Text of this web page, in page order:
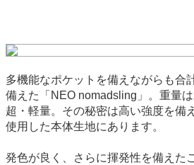
多機能なポケットを備えながらも合
備えた「NEO nomadsling」。重量
超・軽量。その秘密は高い強度を備
使用した本体生地にあります。
発色が良く、さらに揮発性を備えた